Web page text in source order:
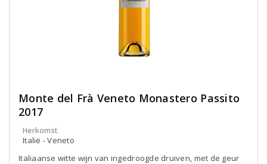
Monte del Frà Veneto Monastero Passito
2017
Herkomst
Italië - Veneto
Italiaanse witte wijn van ingedroogde druiven, met de geur